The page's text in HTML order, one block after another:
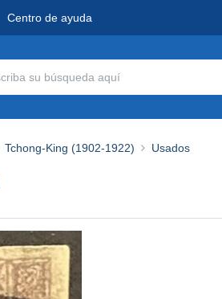
Centro de ayuda
Tchong-King (1902-1922) Usados